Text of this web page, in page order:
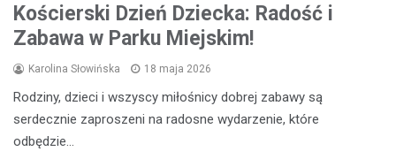
Kościerski Dzień Dziecka: Radość i
Zabawa w Parku Miejskim!
Karolina Słowińska 18 maja 2026
Rodziny, dzieci i wszyscy miłośnicy dobrej zabawy są
serdecznie zaproszeni na radosne wydarzenie, które
odbędzie…